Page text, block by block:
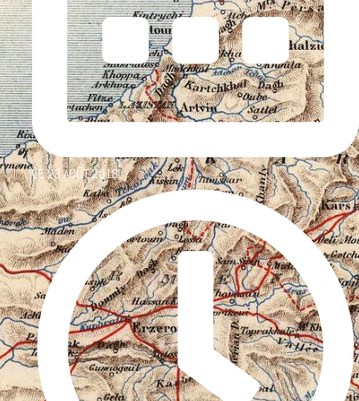
LE23 AOÛT 2018